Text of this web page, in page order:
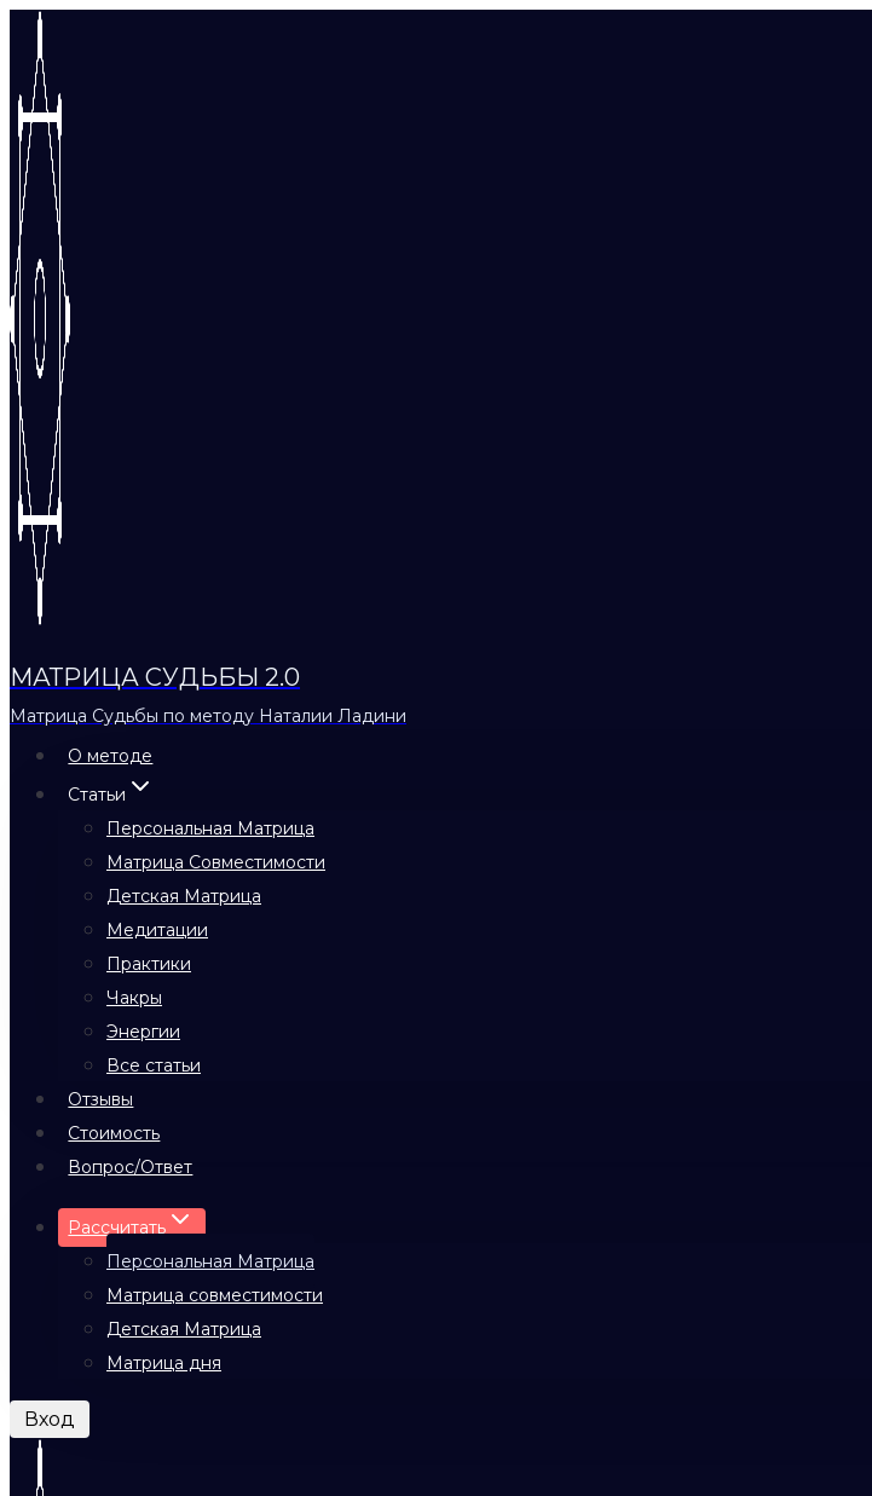
Перейти
содержимому
МАТРИЦА СУДЬБЫ 2.0
Матрица Судьбы по методу Наталии Ладини
О методе
Статьи
Персональная Матрица
Матрица Совместимости
Детская Матрица
Медитации
Практики
Чакры
Энергии
Все статьи
Отзывы
Стоимость
Вопрос/Ответ
Рассчитать
Персональная Матрица
Матрица совместимости
Детская Матрица
Матрица дня
Вход